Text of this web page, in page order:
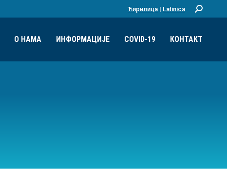
Ћирилица | Latinica Претрага:
О НАМА ИНФОРМАЦИЈЕ COVID-19 КОНТАКТ